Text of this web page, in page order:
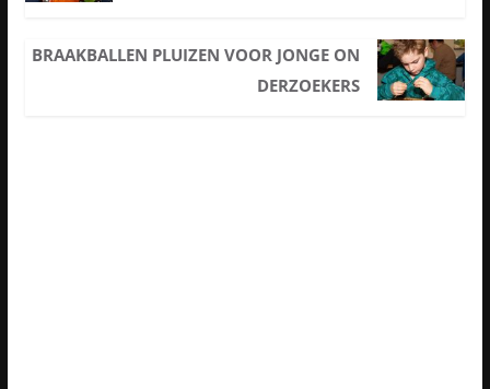
BRAAKBALLEN PLUIZEN VOOR JONGE ON
DERZOEKERS